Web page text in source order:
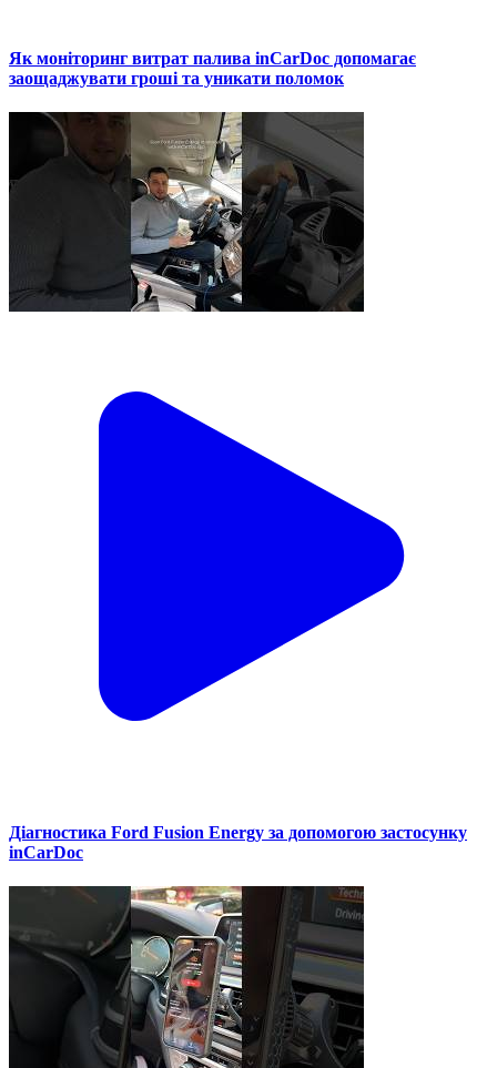
Як моніторинг витрат палива inCarDoc допомагає
заощаджувати гроші та уникати поломок
Діагностика Ford Fusion Energy за допомогою застосунку
inCarDoc